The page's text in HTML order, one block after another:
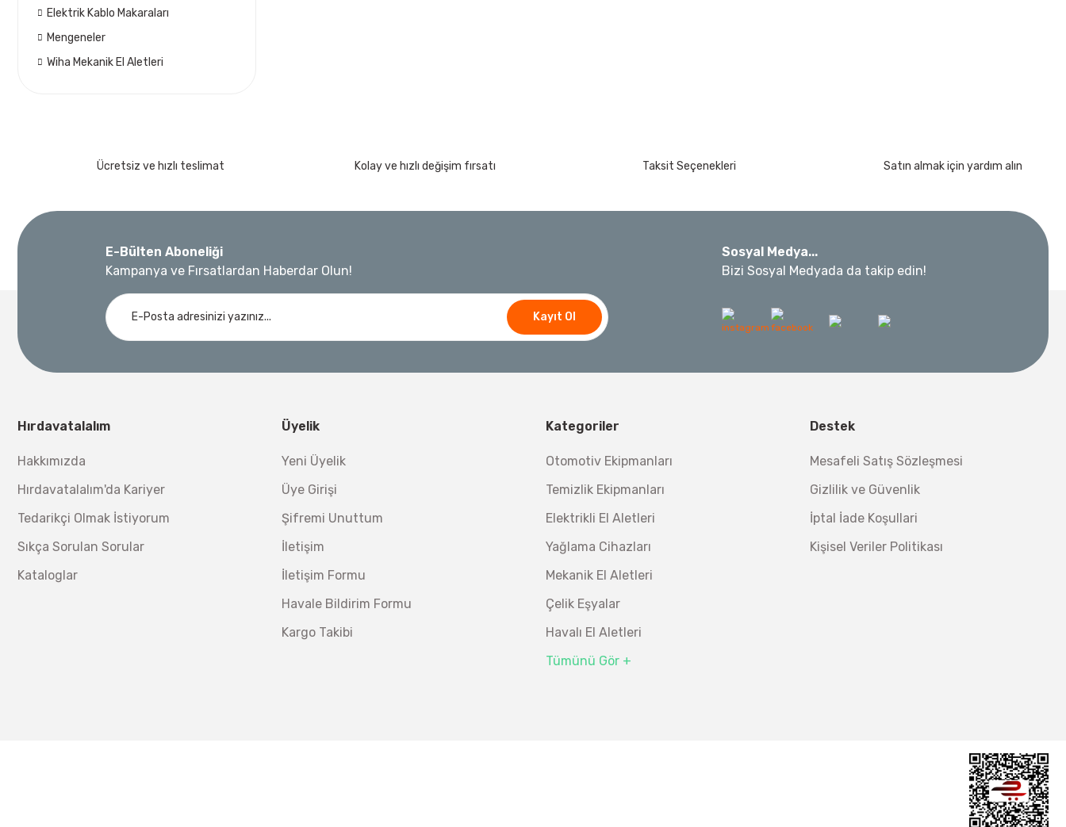
Elektrik Kablo Makaraları
Mengeneler
Wiha Mekanik El Aletleri
Ücretsiz ve hızlı teslimat Kolay ve hızlı değişim fırsatı Taksit Seçenekleri Satın almak için yardım alın
E-Bülten Aboneliği
Kampanya ve Fırsatlardan Haberdar Olun!
Kayıt Ol
Sosyal Medya...
Bizi Sosyal Medyada da takip edin!
Hırdavatalalım
Hakkımızda
Hırdavatalalım'da Kariyer
Tedarikçi Olmak İstiyorum
Sıkça Sorulan Sorular
Kataloglar
Üyelik
Yeni Üyelik
Üye Girişi
Şifremi Unuttum
İletişim
İletişim Formu
Havale Bildirim Formu
Kargo Takibi
Kategoriler
Otomotiv Ekipmanları
Temizlik Ekipmanları
Elektrikli El Aletleri
Yağlama Cihazları
Mekanik El Aletleri
Çelik Eşyalar
Havalı El Aletleri
Tümünü Gör +
Destek
Mesafeli Satış Sözleşmesi
Gizlilik ve Güvenlik
İptal İade Koşullari
Kişisel Veriler Politikası